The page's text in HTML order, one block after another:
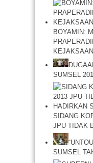
BOYAMIN:
SUMSEL
SIDANG
JPU TIDAK
SUMSEL